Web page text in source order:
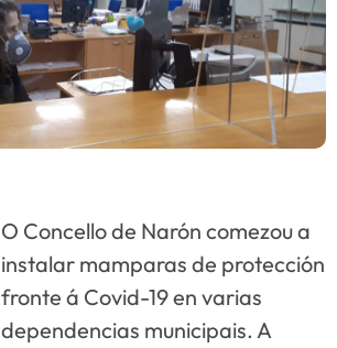
O Concello de Narón comezou a
instalar mamparas de protección
fronte á Covid-19 en varias
dependencias municipais. A